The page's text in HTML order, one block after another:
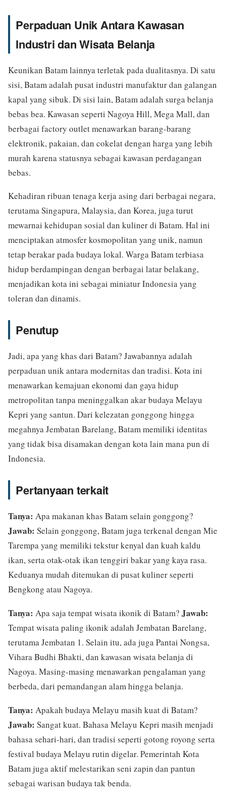
Perpaduan Unik Antara Kawasan
Industri dan Wisata Belanja
Keunikan Batam lainnya terletak pada dualitasnya. Di satu
sisi, Batam adalah pusat industri manufaktur dan galangan
kapal yang sibuk. Di sisi lain, Batam adalah surga belanja
bebas bea. Kawasan seperti Nagoya Hill, Mega Mall, dan
berbagai factory outlet menawarkan barang-barang
elektronik, pakaian, dan cokelat dengan harga yang lebih
murah karena statusnya sebagai kawasan perdagangan
bebas.
Kehadiran ribuan tenaga kerja asing dari berbagai negara,
terutama Singapura, Malaysia, dan Korea, juga turut
mewarnai kehidupan sosial dan kuliner di Batam. Hal ini
menciptakan atmosfer kosmopolitan yang unik, namun
tetap berakar pada budaya lokal. Warga Batam terbiasa
hidup berdampingan dengan berbagai latar belakang,
menjadikan kota ini sebagai miniatur Indonesia yang
toleran dan dinamis.
Penutup
Jadi, apa yang khas dari Batam? Jawabannya adalah
perpaduan unik antara modernitas dan tradisi. Kota ini
menawarkan kemajuan ekonomi dan gaya hidup
metropolitan tanpa meninggalkan akar budaya Melayu
Kepri yang santun. Dari kelezatan gonggong hingga
megahnya Jembatan Barelang, Batam memiliki identitas
yang tidak bisa disamakan dengan kota lain mana pun di
Indonesia.
Pertanyaan terkait
Tanya: Apa makanan khas Batam selain gonggong?
Jawab: Selain gonggong, Batam juga terkenal dengan Mie
Tarempa yang memiliki tekstur kenyal dan kuah kaldu
ikan, serta otak-otak ikan tenggiri bakar yang kaya rasa.
Keduanya mudah ditemukan di pusat kuliner seperti
Bengkong atau Nagoya.
Tanya: Apa saja tempat wisata ikonik di Batam? Jawab:
Tempat wisata paling ikonik adalah Jembatan Barelang,
terutama Jembatan 1. Selain itu, ada juga Pantai Nongsa,
Vihara Budhi Bhakti, dan kawasan wisata belanja di
Nagoya. Masing-masing menawarkan pengalaman yang
berbeda, dari pemandangan alam hingga belanja.
Tanya: Apakah budaya Melayu masih kuat di Batam?
Jawab: Sangat kuat. Bahasa Melayu Kepri masih menjadi
bahasa sehari-hari, dan tradisi seperti gotong royong serta
festival budaya Melayu rutin digelar. Pemerintah Kota
Batam juga aktif melestarikan seni zapin dan pantun
sebagai warisan budaya tak benda.